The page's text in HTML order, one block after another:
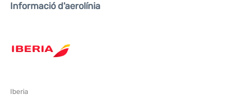
Informació d'aerolínia
Iberia